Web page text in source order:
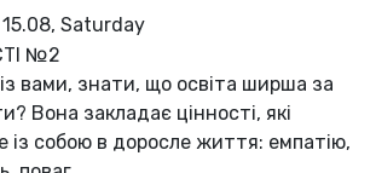
15.08, Saturday
№2
вами, знати, що освіта ширша за
Вона закладає цінності, які
собою в доросле життя: емпатію,